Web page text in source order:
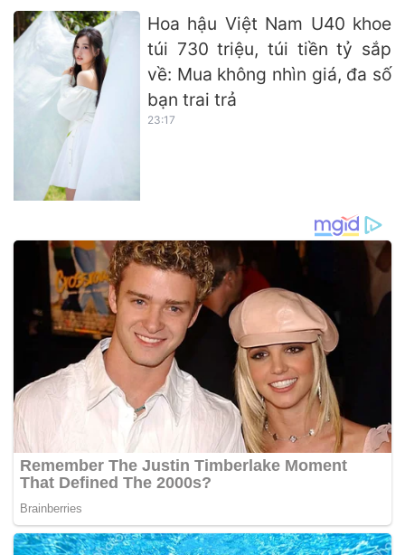
Hoa hậu Việt Nam U40 khoe
túi 730 triệu, túi tiền tỷ sắp
về: Mua không nhìn giá, đa số
bạn trai trả
23:17